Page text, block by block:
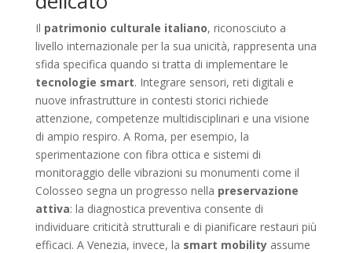
Il patrimonio culturale italiano, riconosciuto a
livello internazionale per la sua unicità, rappresenta una
sfida specifica quando si tratta di implementare le
tecnologie smart. Integrare sensori, reti digitali e
nuove infrastrutture in contesti storici richiede
attenzione, competenze multidisciplinari e una visione
di ampio respiro. A Roma, per esempio, la
sperimentazione con fibra ottica e sistemi di
monitoraggio delle vibrazioni su monumenti come il
Colosseo segna un progresso nella preservazione
attiva: la diagnostica preventiva consente di
individuare criticità strutturali e di pianificare restauri più
efficaci. A Venezia, invece, la smart mobilityassume